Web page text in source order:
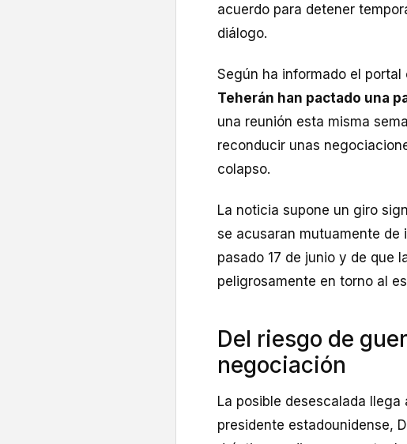
acuerdo para detener
diálogo.
Según ha informado el portal
Teherán han pactado una
una reunión esta misma
reconducir unas
colapso.
La noticia supone un giro
se acusaran mutuamente de
pasado 17 de junio y de que
peligrosamente en torno al
Del riesgo de
negociación
La posible desescalada llega
presidente estadounidense,